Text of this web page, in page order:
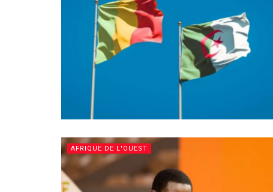
AFRIQUE DE L'OUEST